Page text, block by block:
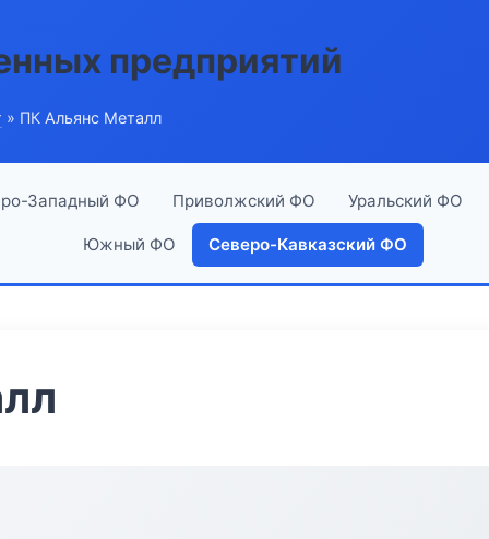
предприятий
» ПК Альянс Металл
Западный ФО Приволжский ФО Уральский ФО
Южный ФО Северо-Кавказский ФО